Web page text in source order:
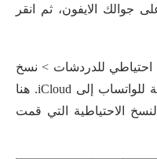
جوالك الايفون، ثم انقر
احتياطي للدردشات > نسخ
احتياطي الآن" لعمل نسخة احتياطية للواتساب إلى iCloud. هنا
الاحتياطية التي قمت